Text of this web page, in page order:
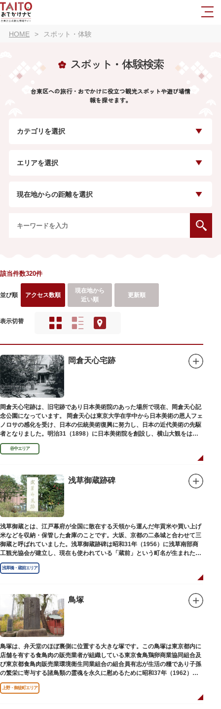
HOME スポット・体験
スポット・体験検索
台東区への旅行・おでかけに役立つ観光スポットや遊び場情
報を探せます。
カテゴリを選択
エリアを選択
現在地からの距離を選択
該当件数320件
並び順 アクセス数順
現在地から
近い順
更新順
表示切替
岡倉天心宅跡
岡倉天心宅跡は、旧宅跡であり日本美術院のあった場所で現在、岡倉天心記
念公園になっています。 岡倉天心は東京大学在学中から日本美術の恩人フェ
ノロサの感化を受け、日本の伝統美術復興に努力し、日本の近代美術の先駆
者となりました。明治31（1898）に日本美術院を創設し、横山大観をはじ
め優れた画家を世に送り出しました。
谷中エリア
浅草御蔵跡碑
浅草御蔵とは、江戸幕府が全国に散在する天領から運んだ年貢米や買い上げ
米などを収納・保管した倉庫のことです。大坂、京都の二条城と合わせて三
御蔵と呼ばれていました。浅草御蔵跡碑は昭和31年（1956）に浅草南部商
工観光協会が建立し、現在も使われている「蔵前」という町名が生まれたの
は昭和9年（1934）のことです。
浅草橋・蔵前エリア
鳥塚
鳥塚は、弁天堂のほぼ裏側に位置する大きな塚です。この鳥塚は東京都内に
店舗を有する食鳥肉の販売業者が組織している東京食鳥鶏卵商業協同組合及
び東京都食鳥肉販売業環境衛生同業組合の組合員有志が生活の糧であり子孫
の繁栄に寄与する諸鳥類の霊魂を永久に慰めるために昭和37年（1962）に
建立されました。
上野・御徒町エリア